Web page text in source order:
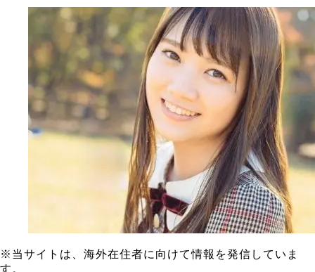
※当サイトは、海外在住者に向けて情報を発信していま
す。